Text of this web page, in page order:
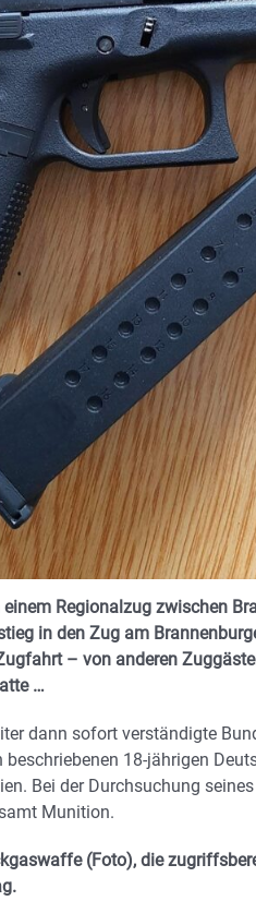
Regionalzug zwischen
in den Zug am
– von anderen
…
dann sofort verständigte
18-jährigen
Bei der Durchsuchung
Munition.
(Foto), die